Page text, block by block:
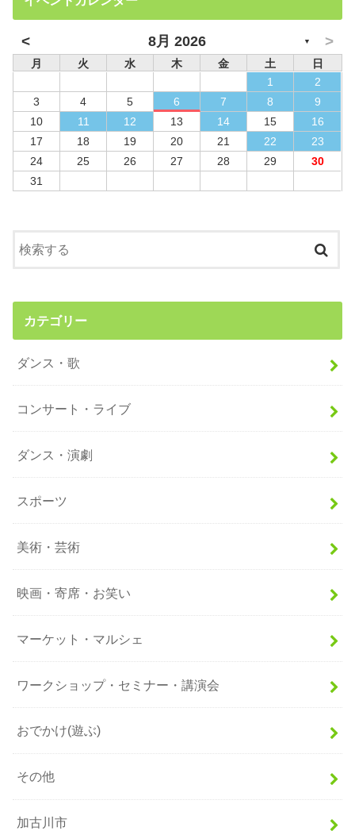
< 8月 2026 ▼ >
月 火 水 木 金 土
日
1
2
3
4 5 6 7 8
9
10
11 12 13 14 15
16
17
18 19 20 21 22
23
24
25 26 27 28 29
30
31
カテゴリー
ダンス・歌
コンサート・ライブ
ダンス・演劇
スポーツ
美術・芸術
映画・寄席・お笑い
マーケット・マルシェ
ワークショップ・セミナー・講演会
おでかけ(遊ぶ)
その他
加古川市